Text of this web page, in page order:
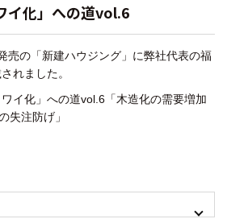
イ化」への道vol.6
売の「新建ハウジング」に弊社代表の福
れました。
イ化」への道vol.6「木造化の需要増加
失注防げ」